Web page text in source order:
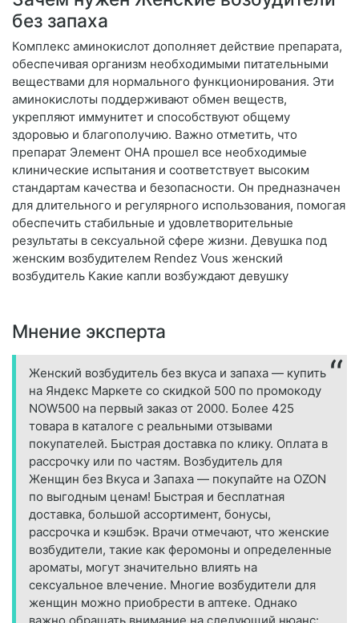
без запаха
Комплекс аминокислот дополняет действие препарата,
обеспечивая организм необходимыми питательными
веществами для нормального функционирования. Эти
аминокислоты поддерживают обмен веществ,
укрепляют иммунитет и способствуют общему
здоровью и благополучию. Важно отметить, что
препарат Элемент ОНА прошел все необходимые
клинические испытания и соответствует высоким
стандартам качества и безопасности. Он предназначен
для длительного и регулярного использования, помогая
обеспечить стабильные и удовлетворительные
результаты в сексуальной сфере жизни. Девушка под
женским возбудителем Rendez Vous женский
возбудитель Какие капли возбуждают девушку
Мнение эксперта
Женский возбудитель без вкуса и запаха — купить
на Яндекс Маркете со скидкой 500 по промокоду
NOW500 на первый заказ от 2000. Более 425
товара в каталоге с реальными отзывами
покупателей. Быстрая доставка по клику. Оплата в
рассрочку или по частям. Возбудитель для
Женщин без Вкуса и Запаха — покупайте на OZON
по выгодным ценам! Быстрая и бесплатная
доставка, большой ассортимент, бонусы,
рассрочка и кэшбэк. Врачи отмечают, что женские
возбудители, такие как феромоны и определенные
ароматы, могут значительно влиять на
сексуальное влечение. Многие возбудители для
женщин можно приобрести в аптеке. Однако
важно обращать внимание на следующий нюанс: